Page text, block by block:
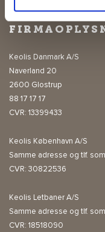
Keolis Danmark A/S
Naverland 20
2600 Glostrup
88 17 17 17
CVR: 13399433
Keolis København A/S
Samme adresse og tlf.
CVR: 30822536
Keolis Letbaner A/S
Samme adresse og tlf.
CVR: 18518090